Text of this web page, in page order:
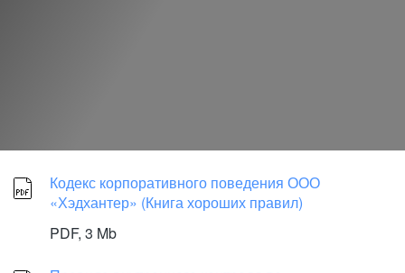
Кодекс корпоративного поведения ООО
«Хэдхантер» (Книга хороших правил)
PDF, 3 Mb